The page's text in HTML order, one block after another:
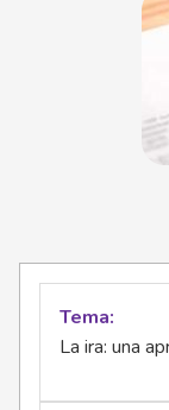
Tema
La ira: una